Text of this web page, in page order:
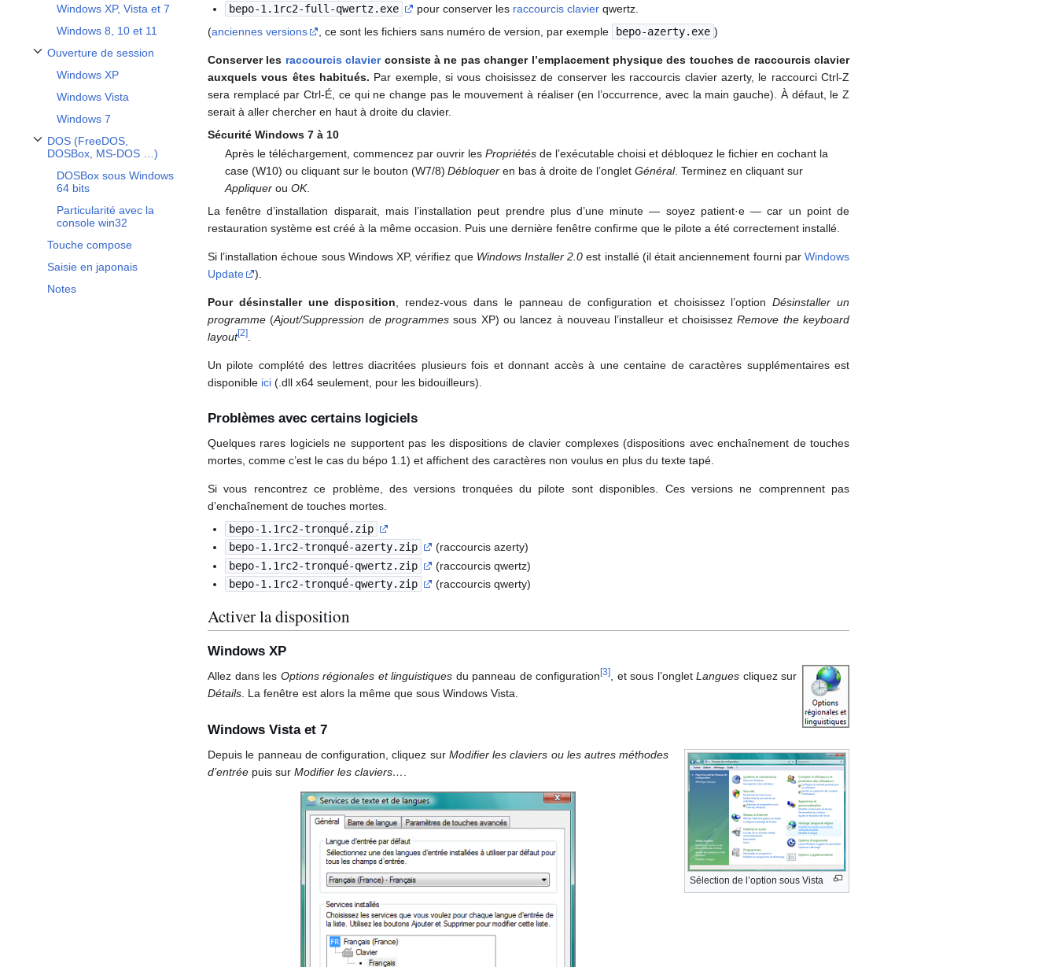
Windows XP, Vista et 7
Windows 8, 10 et 11
Ouverture de session
Afficher / masquer la sous-section Ouverture de session
Windows XP
Windows Vista
Windows 7
DOS (FreeDOS,
DOSBox, MS-DOS …)
Afficher / masquer la sous-section DOS (FreeDOS, DOSBox, MS-DOS …)
DOSBox sous Windows
64 bits
Particularité avec la
console win32
Touche compose
Saisie en japonais
Notes
bepo-1.1rc2-full-qwertz.exe
pour conserver les raccourcis clavier qwertz.
(anciennes versions , ce sont les fichiers sans numéro de version, par exemple bepo-azerty.exe )
Conserver les raccourcis clavierconsiste à ne pas changer l’emplacement physique des touches de raccourcis clavier
auxquels vous êtes habitués. Par exemple, si vous choisissez de conserver les raccourcis clavier azerty, le raccourci Ctrl-Z
sera remplacé par Ctrl-É, ce qui ne change pas le mouvement à réaliser (en l’occurrence, avec la main gauche). À défaut, le Z
serait à aller chercher en haut à droite du clavier.
Sécurité Windows 7 à 10
Après le téléchargement, commencez par ouvrir lesPropriétés de l’exécutable choisi et débloquez le fichier en cochant la
case (W10) ou cliquant sur le bouton (W7/8)Débloquer en bas à droite de l’ongletGénéral. Terminez en cliquant sur
Appliquer ouOK.
La fenêtre d’installation disparait, mais l’installation peut prendre plus d’une minute — soyez patient·e — car un point de
restauration système est créé à la même occasion. Puis une dernière fenêtre confirme que le pilote a été correctement installé.
Si l’installation échoue sous Windows XP, vérifiez que Windows Installer 2.0 est installé (il était anciennement fourni parWindows
Update
).
Pour désinstaller une disposition , rendez-vous dans le panneau de configuration et choisissez l’optionDésinstaller un
programme (Ajout/Suppression de programmes sous XP) ou lancez à nouveau l’installeur et choisissezRemove the keyboard
layout[2]
Un pilote complété des lettres diacritées plusieurs fois et donnant accès à une centaine de caractères supplémentaires est
disponible ici (.dll x64 seulement, pour les bidouilleurs).
Problèmes avec certains logiciels
Quelques rares logiciels ne supportent pas les dispositions de clavier complexes (dispositions avec enchaînement de touches
mortes, comme c’est le cas du bépo 1.1) et affichent des caractères non voulus en plus du texte tapé.
Si vous rencontrez ce problème, des versions tronquées du pilote sont disponibles. Ces versions ne comprennent pas
d’enchaînement de touches mortes.
bepo-1.1rc2-tronqué.zip
bepo-1.1rc2-tronqué-azerty.zip
(raccourcis azerty)
bepo-1.1rc2-tronqué-qwertz.zip
(raccourcis qwertz)
bepo-1.1rc2-tronqué-qwerty.zip
(raccourcis qwerty)
Activer la disposition
Windows XP
Allez dans les Options régionales et linguistiques du panneau de configuration [3] , et sous l’onglet Langues cliquez sur
Détails . La fenêtre est alors la même que sous Windows Vista.
Windows Vista et 7
Sélection de l’option sous Vista
Depuis le panneau de configuration, cliquez sur Modifier les claviers ou les autres méthodes
d’entrée puis sur Modifier les claviers…